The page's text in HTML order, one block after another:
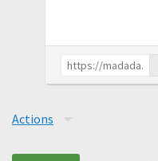
Actions